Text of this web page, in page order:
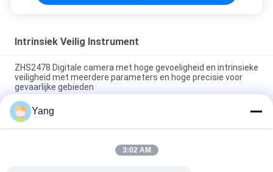
Intrinsiek Veilig Instrument
ZHS2478 Digitale camera met hoge gevoeligheid en intrinsieke
veiligheid met meerdere parameters en hoge precisie voor
gevaarlijke gebieden
Intrinsiek veilige laser afstandsmeter voor mijnbouw met een
bereik van 300 meter en geen reflectieplaten vereist
Intrinsiek veilig laserafstandsmetingsinstrument met een
bereik van 300 meter en geen reflecterende platen vereist
Yang
3:02 AM